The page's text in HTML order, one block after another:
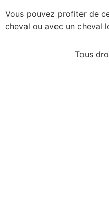
Vous pouvez profiter de
cheval ou avec un cheval
Tous